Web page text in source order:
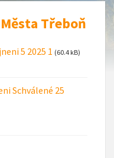
Třeboň
5 2025 1 (60.4 kB)
Schválené 25